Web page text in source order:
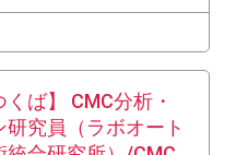
ば】 CMC分析・
究員（ラボオート